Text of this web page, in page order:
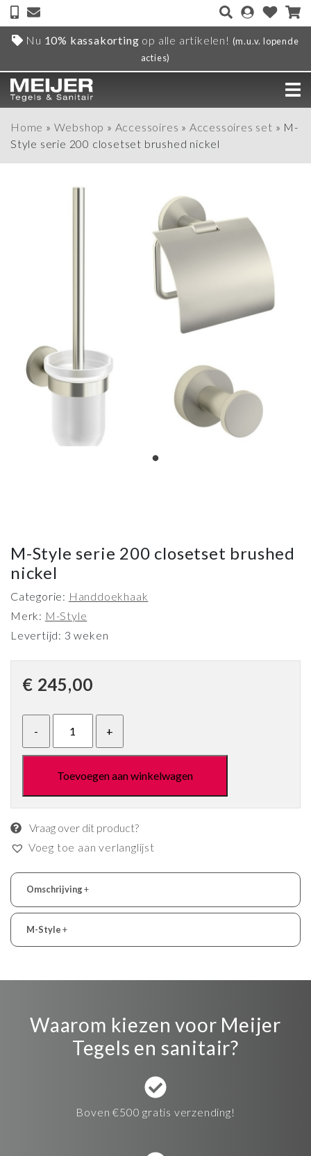
Nu 10% kassakorting op alle artikelen! (m.u.v. lopende
acties)
Home » Webshop » Accessoires » Accessoires set » M-
Style serie 200 closetset brushed nickel
M-Style serie 200 closetset brushed
nickel
Categorie: Handdoekhaak
Merk: M-Style
Levertijd: 3 weken
€ 245,00
Toevoegen aan winkelwagen
Vraag over dit product?
Voeg toe aan verlanglijst
Omschrijving+
M-Style+
Waarom kiezen voor Meijer
Tegels en sanitair?
Boven €500 gratis verzending!